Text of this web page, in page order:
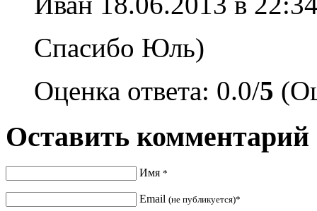
Спасибо Юль)
Оценка ответа: 0.0/5
Оставить комментарий
Имя *
Email (не публикуется)*